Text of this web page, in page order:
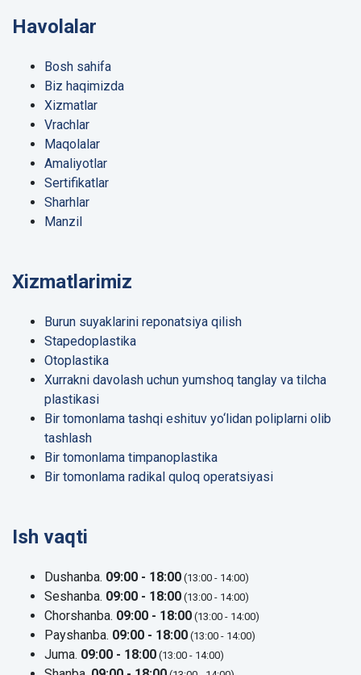
Havolalar
Bosh sahifa
Biz haqimizda
Xizmatlar
Vrachlar
Maqolalar
Amaliyotlar
Sertifikatlar
Sharhlar
Manzil
Xizmatlarimiz
Burun suyaklarini reponatsiya qilish
Stapedoplastika
Otoplastika
Xurrakni davolash uchun yumshoq tanglay va tilcha
plastikasi
Bir tomonlama tashqi eshituv yo‘lidan poliplarni olib
tashlash
Bir tomonlama timpanoplastika
Bir tomonlama radikal quloq operatsiyasi
Ish vaqti
Dushanba. 09:00 - 18:00 (13:00 - 14:00)
Seshanba. 09:00 - 18:00 (13:00 - 14:00)
Chorshanba. 09:00 - 18:00 (13:00 - 14:00)
Payshanba. 09:00 - 18:00 (13:00 - 14:00)
Juma. 09:00 - 18:00 (13:00 - 14:00)